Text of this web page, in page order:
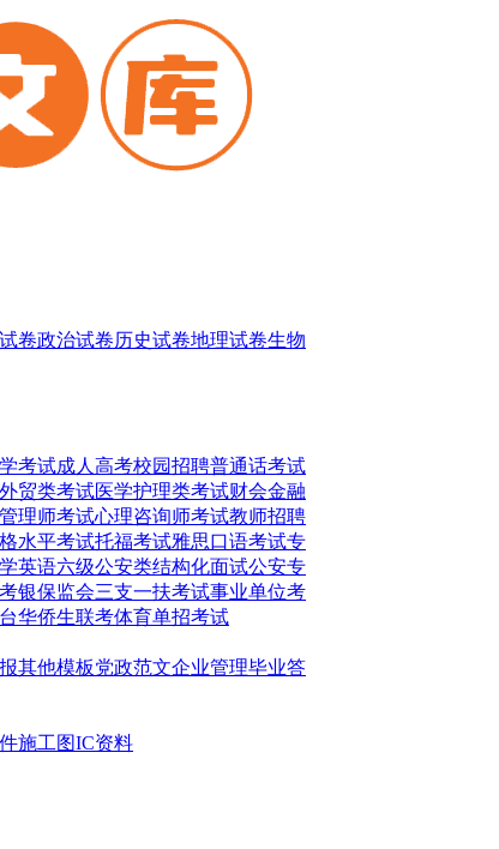
卷政治试卷历史试卷地理试卷生物
考试成人高考校园招聘普通话考试
外贸类考试医学护理类考试财会金融
理师考试心理咨询师考试教师招聘
水平考试托福考试雅思口语考试专
英语六级公安类结构化面试公安专
银保监会三支一扶考试事业单位考
华侨生联考体育单招考试
其他模板党政范文企业管理毕业答
施工图IC资料